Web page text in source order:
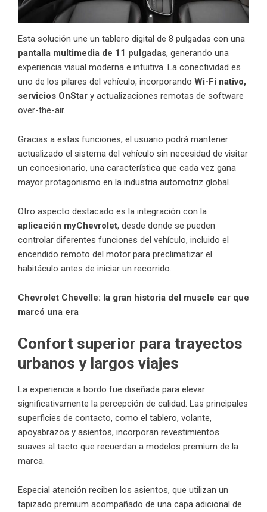
Esta solución une un tablero digital de 8 pulgadas con una
pantalla multimedia de 11 pulgadas, generando una
experiencia visual moderna e intuitiva. La conectividad es
uno de los pilares del vehículo, incorporando Wi-Fi nativo,
servicios OnStar y actualizaciones remotas de software
over-the-air.
Gracias a estas funciones, el usuario podrá mantener
actualizado el sistema del vehículo sin necesidad de visitar
un concesionario, una característica que cada vez gana
mayor protagonismo en la industria automotriz global.
Otro aspecto destacado es la integración con la
aplicación myChevrolet, desde donde se pueden
controlar diferentes funciones del vehículo, incluido el
encendido remoto del motor para preclimatizar el
habitáculo antes de iniciar un recorrido.
Chevrolet Chevelle: la gran historia del muscle car que
marcó una era
Confort superior para trayectos
urbanos y largos viajes
La experiencia a bordo fue diseñada para elevar
significativamente la percepción de calidad. Las principales
superficies de contacto, como el tablero, volante,
apoyabrazos y asientos, incorporan revestimientos
suaves al tacto que recuerdan a modelos premium de la
marca.
Especial atención reciben los asientos, que utilizan un
tapizado premium acompañado de una capa adicional de